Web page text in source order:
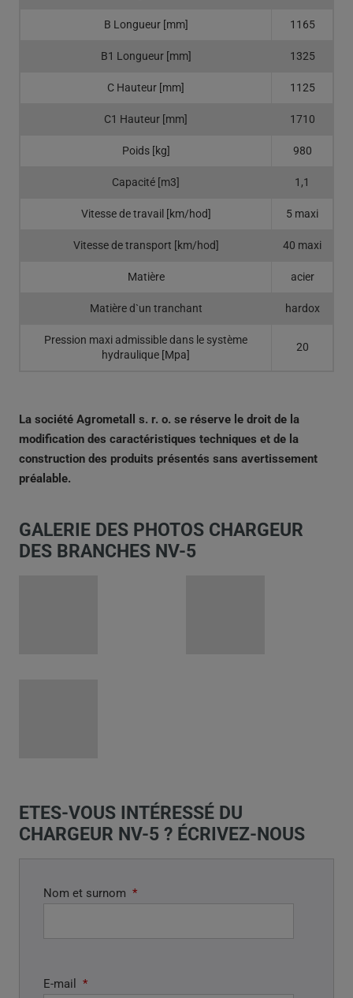
B Longueur [mm] 1165
B1 Longueur [mm] 1325
C Hauteur [mm] 1125
C1 Hauteur [mm] 1710
Poids [kg] 980
Capacité [m3] 1,1
Vitesse de travail [km/hod] 5 maxi
Vitesse de transport [km/hod] 40 maxi
Matière acier
Matière d`un tranchant hardox
Pression maxi admissible dans le système
hydraulique [Mpa]
20
La société Agrometall s. r. o. se réserve le droit de la
modification des caractéristiques techniques et de la
construction des produits présentés sans avertissement
préalable.
GALERIE DES PHOTOS CHARGEUR
DES BRANCHES NV-5
ETES-VOUS INTÉRESSÉ DU
CHARGEUR NV-5 ? ÉCRIVEZ-NOUS
Nom et surnom *
E-mail *